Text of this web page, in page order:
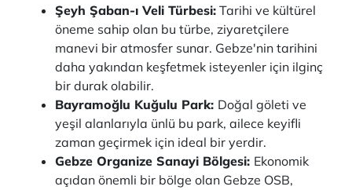
Şeyh Şaban-ı Veli Türbesi: Tarihi ve kültürel
öneme sahip olan bu türbe, ziyaretçilere
manevi bir atmosfer sunar. Gebze'nin tarihini
daha yakından keşfetmek isteyenler için ilginç
bir durak olabilir.
Bayramoğlu Kuğulu Park: Doğal göleti ve
yeşil alanlarıyla ünlü bu park, ailece keyifli
zaman geçirmek için ideal bir yerdir.
Gebze Organize Sanayi Bölgesi: Ekonomik
açıdan önemli bir bölge olan Gebze OSB,